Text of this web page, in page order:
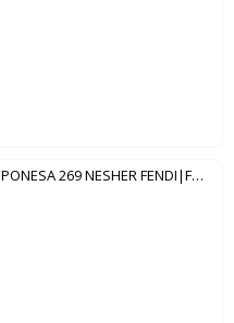
BALCON 800 CAMPONESA 269 NESHER FENDI|FREIJO